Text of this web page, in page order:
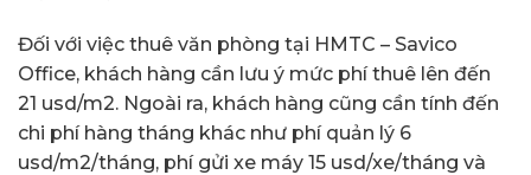
Đối với việc thuê văn phòng tại HMTC – Savico
Office, khách hàng cần lưu ý mức phí thuê lên đến
21 usd/m2. Ngoài ra, khách hàng cũng cần tính đến
chi phí hàng tháng khác như phí quản lý 6
usd/m2/tháng, phí gửi xe máy 15 usd/xe/tháng và